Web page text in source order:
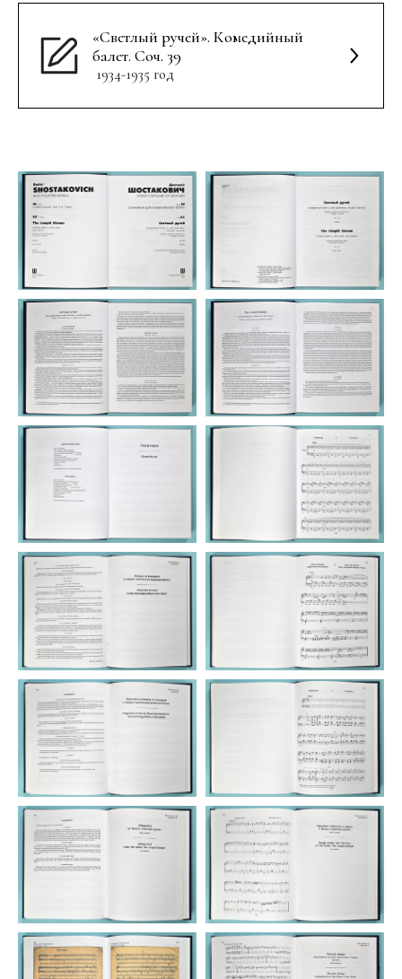
«Светлый ручей». Комедийный
балет. Соч. 39
1934-1935 год